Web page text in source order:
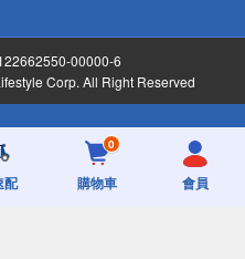
00000-6
Corp. All Right Reserved
配
0
購物車 會員